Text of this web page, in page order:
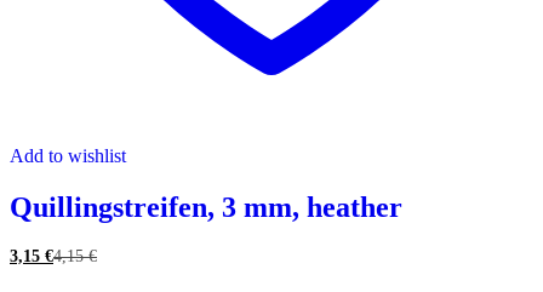
Add to wishlist
Quillingstreifen, 3 mm, heather
3,15 €4,15€